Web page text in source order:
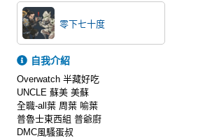
零下七十度
自我介紹
Overwatch 半藏好吃
UNCLE 蘇美 美蘇
全職-all葉 周葉 喻葉
普魯士東西組 普爺廚
DMC風騷蛋叔